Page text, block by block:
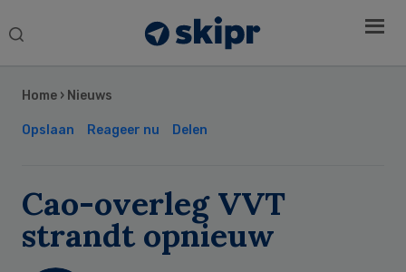
Search
Home › Nieuws
Opslaan Reageer nu Delen
Cao-overleg VVT
strandt opnieuw
Sidebar